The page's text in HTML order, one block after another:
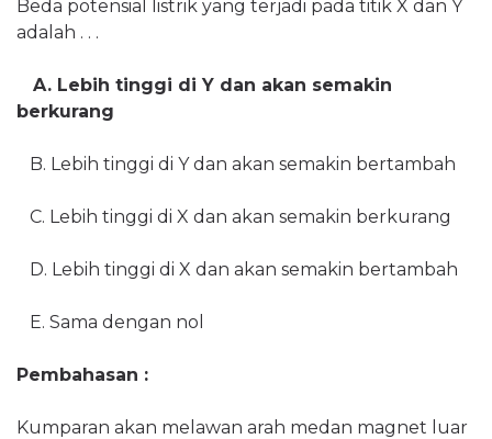
Beda potensial listrik yang terjadi pada titik X dan Y
adalah . . .
A. Lebih tinggi di Y dan akan semakin
berkurang
B. Lebih tinggi di Y dan akan semakin bertambah
C. Lebih tinggi di X dan akan semakin berkurang
D. Lebih tinggi di X dan akan semakin bertambah
E. Sama dengan nol
Pembahasan :
Kumparan akan melawan arah medan magnet luar